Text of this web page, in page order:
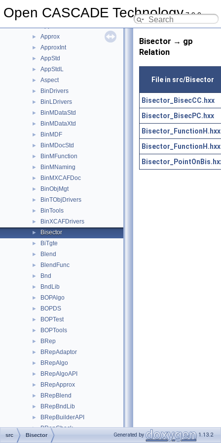
Open CASCADE Technology7.9.0
AppDef
► Approx
► ApproxInt
► AppStd
► AppStdL
► Aspect
► BinDrivers
► BinLDrivers
► BinMDataStd
► BinMDataXtd
► BinMDF
► BinMDocStd
► BinMFunction
► BinMNaming
► BinMXCAFDoc
► BinObjMgt
► BinTObjDrivers
► BinTools
► BinXCAFDrivers
► Bisector
► BiTgte
► Blend
► BlendFunc
► Bnd
► BndLib
► BOPAlgo
► BOPDS
► BOPTest
► BOPTools
► BRep
► BRepAdaptor
► BRepAlgo
► BRepAlgoAPI
► BRepApprox
► BRepBlend
► BRepBndLib
► BRepBuilderAPI
► BRepCheck
► BRepClass
Bisector → gp
Relation
File in src/Bisector
Bisector_BisecCC.hxx
Bisector_BisecPC.hxx
Bisector_FunctionH.hxx
Bisector_FunctionH.hxx
src Bisector Generated by 1.13.2